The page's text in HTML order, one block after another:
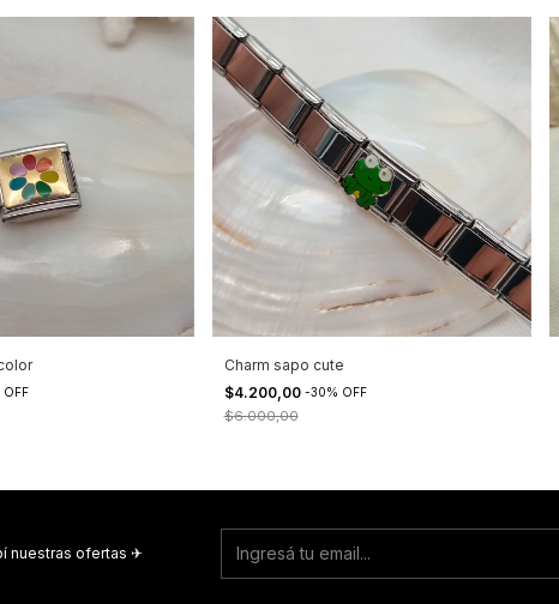
OFF
Charm sapo cute
$4.200,00 -30% OFF
$6.000,00
nuestras ofertas ✈︎